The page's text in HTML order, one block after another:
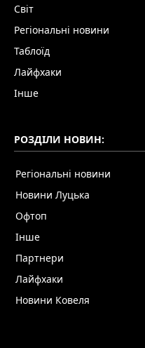
Світ
Регіональні новини
Таблоїд
Лайфхаки
Інше
РОЗДІЛИ НОВИН:
Регіональні новини
Новини Луцька
Офтоп
Інше
Партнери
Лайфхаки
Новини Ковеля